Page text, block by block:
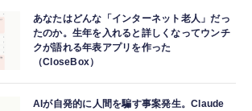
あなたはどんな「インターネット老人」だっ
たのか。生年を入れると詳しくなってウンチ
クが語れる年表アプリを作った
（CloseBox）
AIが自発的に人間を騙す事案発生。Claude